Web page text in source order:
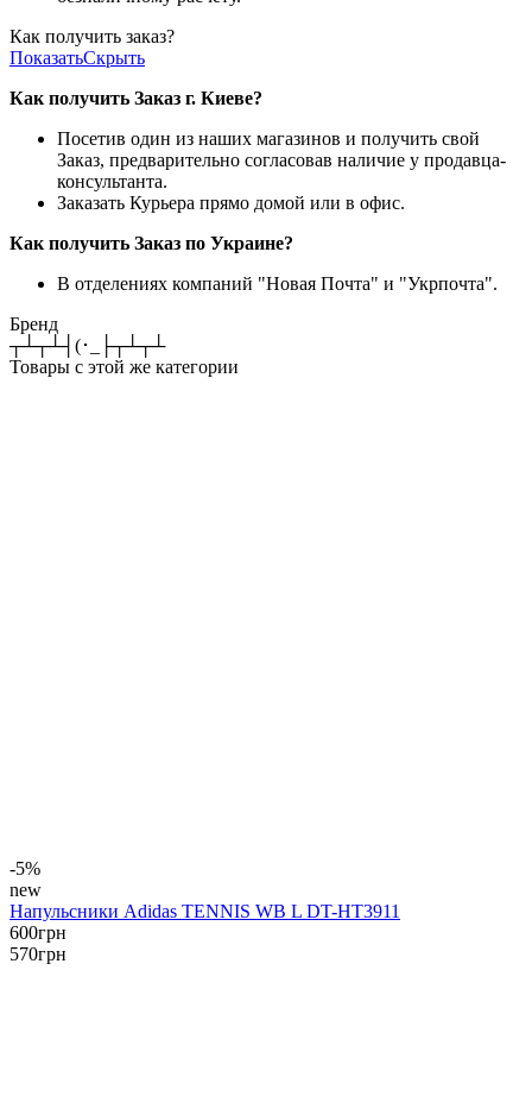
Как получить заказ?
ПоказатьСкрыть
Как получить Заказ г. Киеве?
Посетив один из наших магазинов и получить свой
Заказ, предварительно согласовав наличие у продавца-
консультанта.
Заказать Курьера прямо домой или в офис.
Как получить Заказ по Украине?
В отделениях компаний "Новая Почта" и "Укрпочта".
Бренд
┬┴┬┴┤(･_├┬┴┬┴
Товары с этой же категории
-5%
new
Напульсники Adidas TENNIS WB L DT-HT3911
600грн
570грн